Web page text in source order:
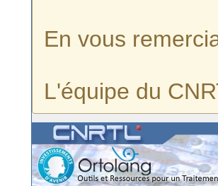
En vous
L'équipe du